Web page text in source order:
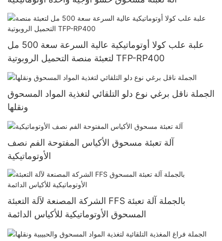
علبة علب كولا أوتوماتيكية عالية السرعة سعة 500 مل
لتعبئة منصة التحميل الروبوتية TFP-RP400
الجملة ناقل برغي نوع دلو التلقائي لتغذية المواد المسحوق
ونقلها
آلة تعبئة مسحوق الأكياس المفتوحة الفم نصف
الأوتوماتيكية
الشركة المصنعة لآلة التعبئة FFS بالجملة آلة تعبئة
المسحوق الأوتوماتيكية للأكياس الدائمة